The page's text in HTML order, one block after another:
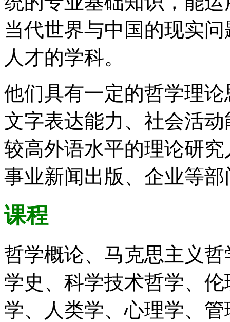
当代世界与中国的现实
人才的学科。
他们具有一定的哲学理
文字表达能力、社会活
较高外语水平的理论研
事业新闻出版、企业等
课程
哲学概论、马克思主义
学史、科学技术哲学、
学、人类学、心理学、